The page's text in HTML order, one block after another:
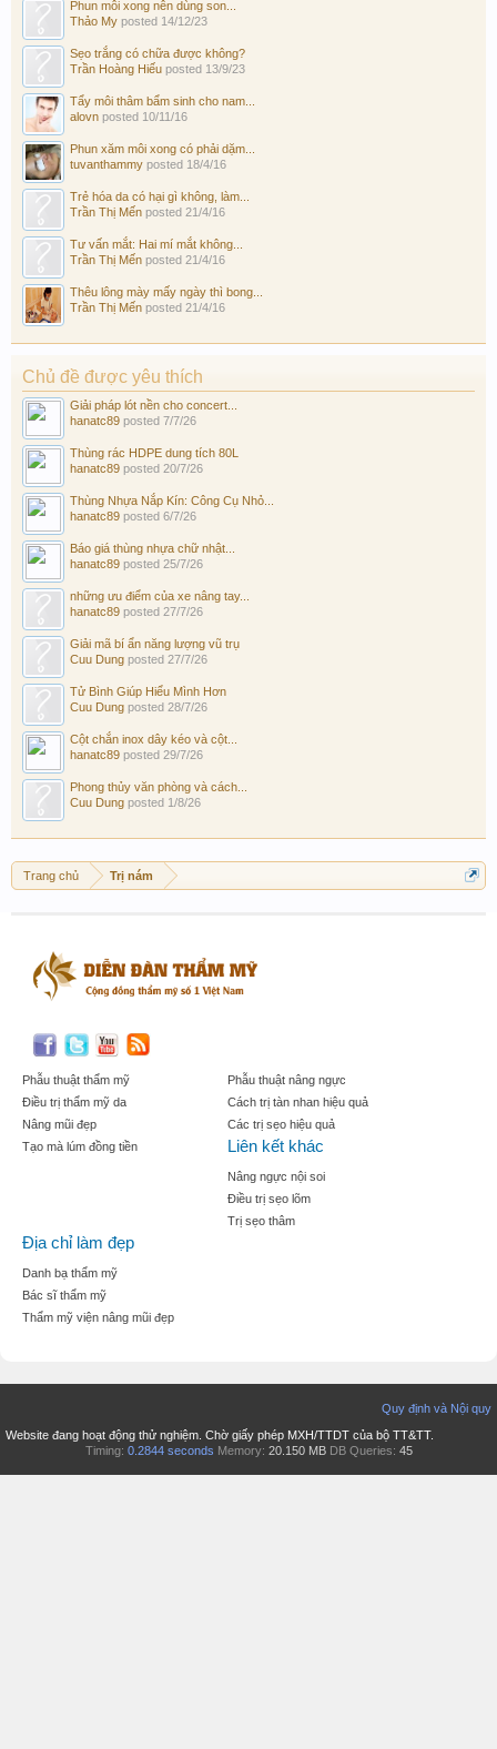
Phun môi xong nên dùng son...
Thảo My posted 14/12/23
Sẹo trắng có chữa được không?
Trần Hoàng Hiếu posted 13/9/23
Tẩy môi thâm bẩm sinh cho nam...
alovn posted 10/11/16
Phun xăm môi xong có phải dặm...
tuvanthammy posted 18/4/16
Trẻ hóa da có hại gì không, làm...
Trần Thị Mến posted 21/4/16
Tư vấn mắt: Hai mí mắt không...
Trần Thị Mến posted 21/4/16
Thêu lông mày mấy ngày thì bong...
Trần Thị Mến posted 21/4/16
Chủ đề được yêu thích
Giải pháp lót nền cho concert...
hanatc89 posted 7/7/26
Thùng rác HDPE dung tích 80L
hanatc89 posted 20/7/26
Thùng Nhựa Nắp Kín: Công Cụ Nhỏ...
hanatc89 posted 6/7/26
Báo giá thùng nhựa chữ nhật...
hanatc89 posted 25/7/26
những ưu điểm của xe nâng tay...
hanatc89 posted 27/7/26
Giải mã bí ẩn năng lượng vũ trụ
Cuu Dung posted 27/7/26
Tử Bình Giúp Hiểu Mình Hơn
Cuu Dung posted 28/7/26
Cột chắn inox dây kéo và cột...
hanatc89 posted 29/7/26
Phong thủy văn phòng và cách...
Cuu Dung posted 1/8/26
Trang chủ Trị nám
Phẫu thuật thẩm mỹ
Điều trị thẩm mỹ da
Nâng mũi đẹp
Tạo mà lúm đồng tiền
Phẫu thuật nâng ngực
Cách trị tàn nhan hiệu quả
Các trị sẹo hiệu quả
Liên kết khác
Nâng ngực nội soi
Điều trị sẹo lõm
Trị sẹo thâm
Địa chỉ làm đẹp
Danh bạ thẩm mỹ
Bác sĩ thẩm mỹ
Thẩm mỹ viện nâng mũi đẹp
Quy định và Nội quy
Website đang hoạt động thử nghiệm. Chờ giấy phép MXH/TTDT của bộ TT&TT.
Timing: 0.2844 seconds Memory: 20.150 MB DB Queries: 45